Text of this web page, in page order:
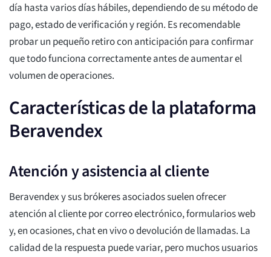
día hasta varios días hábiles, dependiendo de su método de
pago, estado de verificación y región. Es recomendable
probar un pequeño retiro con anticipación para confirmar
que todo funciona correctamente antes de aumentar el
volumen de operaciones.
Características de la plataforma
Beravendex
Atención y asistencia al cliente
Beravendex y sus brókeres asociados suelen ofrecer
atención al cliente por correo electrónico, formularios web
y, en ocasiones, chat en vivo o devolución de llamadas. La
calidad de la respuesta puede variar, pero muchos usuarios